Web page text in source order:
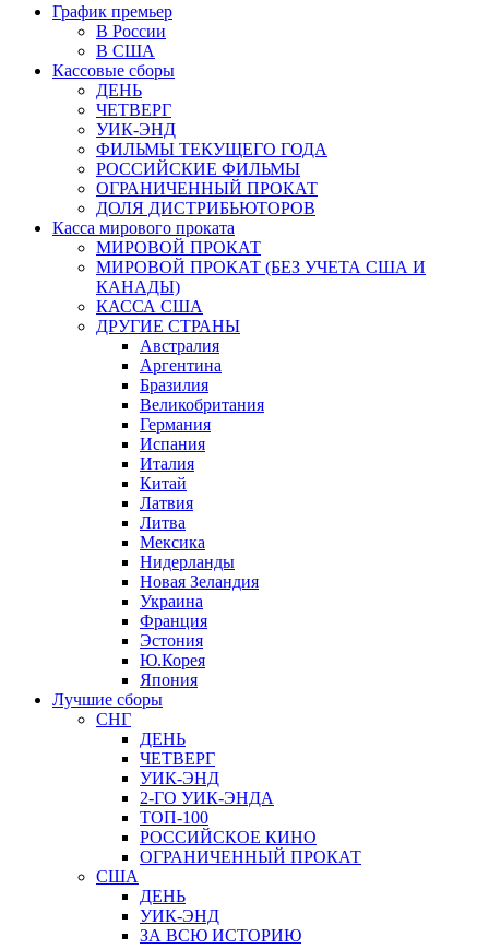
График премьер
В России
В США
Кассовые сборы
ДЕНЬ
ЧЕТВЕРГ
УИК-ЭНД
ФИЛЬМЫ ТЕКУЩЕГО ГОДА
РОССИЙСКИЕ ФИЛЬМЫ
ОГРАНИЧЕННЫЙ ПРОКАТ
ДОЛЯ ДИСТРИБЬЮТОРОВ
Касса мирового проката
МИРОВОЙ ПРОКАТ
МИРОВОЙ ПРОКАТ (БЕЗ УЧЕТА США И
КАНАДЫ)
КАССА США
ДРУГИЕ СТРАНЫ
Австралия
Аргентина
Бразилия
Великобритания
Германия
Испания
Италия
Китай
Латвия
Литва
Мексика
Нидерланды
Новая Зеландия
Украина
Франция
Эстония
Ю.Корея
Япония
Лучшие сборы
СНГ
ДЕНЬ
ЧЕТВЕРГ
УИК-ЭНД
2-ГО УИК-ЭНДА
ТОП-100
РОССИЙСКОЕ КИНО
ОГРАНИЧЕННЫЙ ПРОКАТ
США
ДЕНЬ
УИК-ЭНД
ЗА ВСЮ ИСТОРИЮ